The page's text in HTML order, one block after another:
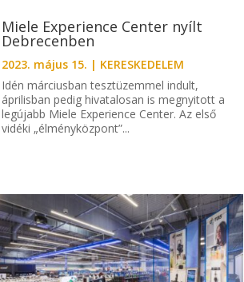
Miele Experience Center nyílt
Debrecenben
2023. május 15. | KERESKEDELEM
Idén márciusban tesztüzemmel indult,
áprilisban pedig hivatalosan is megnyitott a
legújabb Miele Experience Center. Az első
vidéki „élményközpont”...